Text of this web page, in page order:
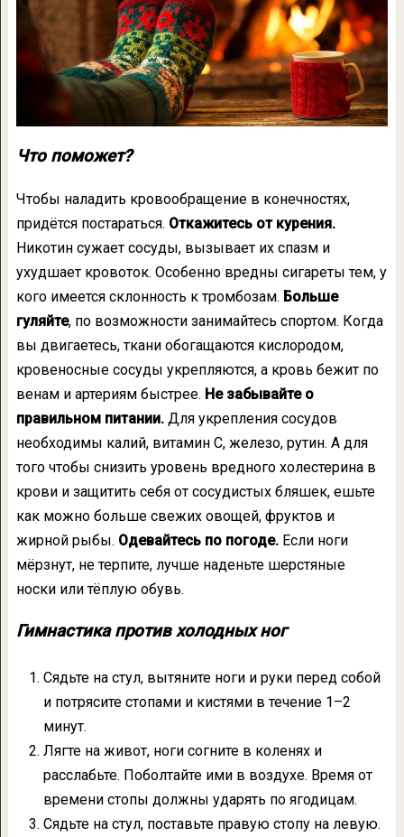
Что поможет?
Чтобы наладить кровообращение в конечностях,
придётся постараться. Откажитесь от курения.
Никотин сужает сосуды, вызывает их спазм и
ухудшает кровоток. Особенно вредны сигареты тем, у
кого имеется склонность к тромбозам. Больше
гуляйте, по возможности занимайтесь спортом. Когда
вы двигаетесь, ткани обогащаются кислородом,
кровеносные сосуды укрепляются, а кровь бежит по
венам и артериям быстрее. Не забывайте о
правильном питании.Для укрепления сосудов
необходимы калий, витамин С, железо, рутин. А для
того чтобы снизить уровень вредного холестерина в
крови и защитить себя от сосудистых бляшек, ешьте
как можно больше свежих овощей, фруктов и
жирной рыбы. Одевайтесь по погоде. Если ноги
мёрзнут, не терпите, лучше наденьте шерстяные
носки или тёплую обувь.
Гимнастика против холодных ног
Сядьте на стул, вытяните ноги и руки перед собой
и потрясите стопами и кистями в течение 1–2
минут.
Лягте на живот, ноги согните в коленях и
расслабьте. Поболтайте ими в воздухе. Время от
времени стопы должны ударять по ягодицам.
Сядьте на стул, поставьте правую стопу на левую.